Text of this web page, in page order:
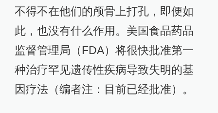
不得不在他们的颅骨上打孔，即便如
此，也没有什么作用。美国食品药品
监督管理局（FDA）将很快批准第一
种治疗罕见遗传性疾病导致失明的基
因疗法（编者注：目前已经批准）。